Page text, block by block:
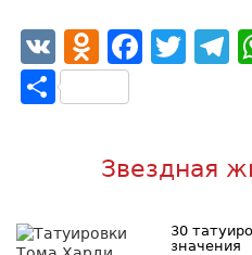
VK
Отправить
Звездная
30
значения